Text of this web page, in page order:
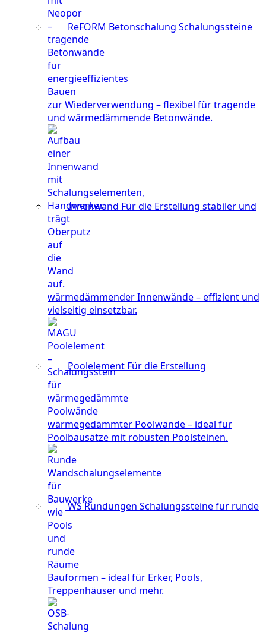
ReFORM Betonschalung Schalungssteine
zur Wiederverwendung – flexibel für tragende
und wärmedämmende Betonwände.
Innenwand Für die Erstellung stabiler und
wärmedämmender Innenwände – effizient und
vielseitig einsetzbar.
Poolelement Für die Erstellung
wärmegedämmter Poolwände – ideal für
Poolbausätze mit robusten Poolsteinen.
WS Rundungen Schalungssteine für runde
Bauformen – ideal für Erker, Pools,
Treppenhäuser und mehr.